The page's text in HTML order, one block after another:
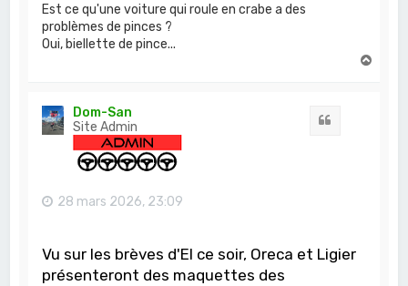
Est ce qu'une voiture qui roule en crabe a des
problèmes de pinces ?
Oui, biellette de pince...
Dom-San
Site Admin
28 mars 2026, 23:09
Vu sur les brèves d'EI ce soir, Oreca et Ligier
présenteront des maquettes des